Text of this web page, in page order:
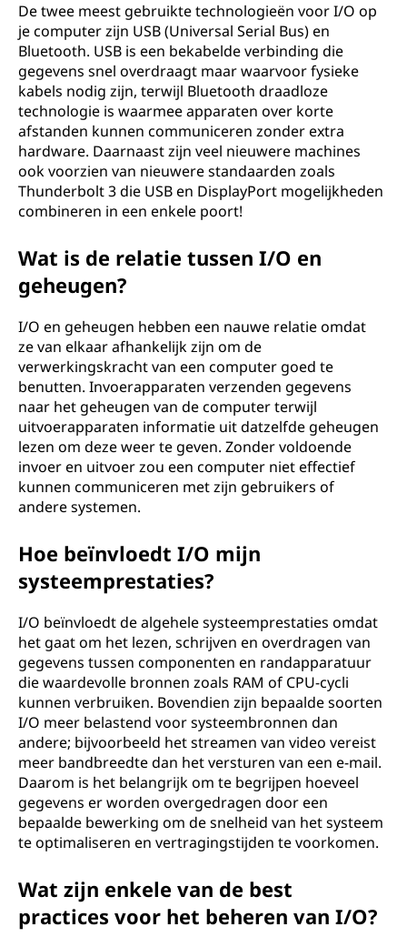
De twee meest gebruikte technologieën voor I/O op
je computer zijn USB (Universal Serial Bus) en
Bluetooth. USB is een bekabelde verbinding die
gegevens snel overdraagt maar waarvoor fysieke
kabels nodig zijn, terwijl Bluetooth draadloze
technologie is waarmee apparaten over korte
afstanden kunnen communiceren zonder extra
hardware. Daarnaast zijn veel nieuwere machines
ook voorzien van nieuwere standaarden zoals
Thunderbolt 3 die USB en DisplayPort mogelijkheden
combineren in een enkele poort!
Wat is de relatie tussen I/O en
geheugen?
I/O en geheugen hebben een nauwe relatie omdat
ze van elkaar afhankelijk zijn om de
verwerkingskracht van een computer goed te
benutten. Invoerapparaten verzenden gegevens
naar het geheugen van de computer terwijl
uitvoerapparaten informatie uit datzelfde geheugen
lezen om deze weer te geven. Zonder voldoende
invoer en uitvoer zou een computer niet effectief
kunnen communiceren met zijn gebruikers of
andere systemen.
Hoe beïnvloedt I/O mijn
systeemprestaties?
I/O beïnvloedt de algehele systeemprestaties omdat
het gaat om het lezen, schrijven en overdragen van
gegevens tussen componenten en randapparatuur
die waardevolle bronnen zoals RAM of CPU-cycli
kunnen verbruiken. Bovendien zijn bepaalde soorten
I/O meer belastend voor systeembronnen dan
andere; bijvoorbeeld het streamen van video vereist
meer bandbreedte dan het versturen van een e-mail.
Daarom is het belangrijk om te begrijpen hoeveel
gegevens er worden overgedragen door een
bepaalde bewerking om de snelheid van het systeem
te optimaliseren en vertragingstijden te voorkomen.
Wat zijn enkele van de best
practices voor het beheren van I/O?